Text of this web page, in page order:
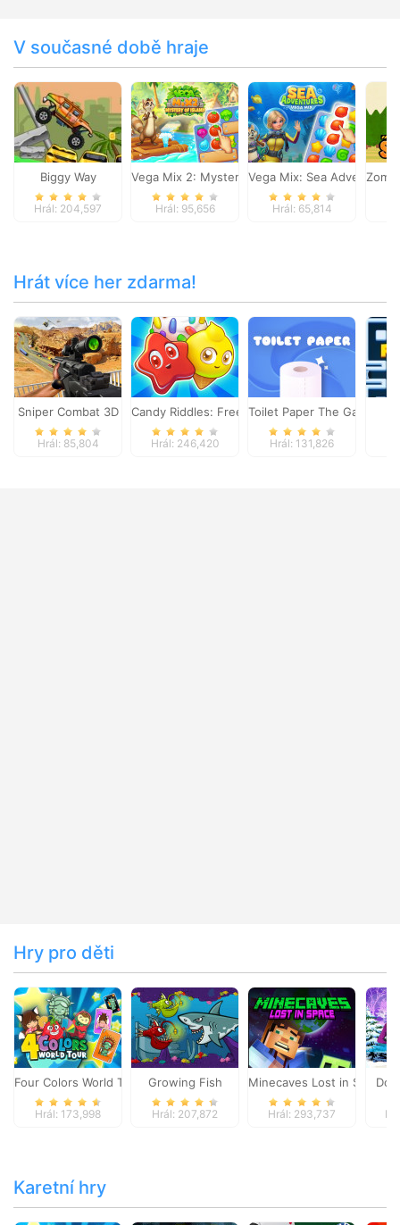
V současné době hraje
Biggy Way
Hrál: 204,597
Vega Mix 2: Mystery of Island
Hrál: 95,656
Vega Mix: Sea Adventures
Hrál: 65,814
Hrát více her zdarma!
Sniper Combat 3D
Hrál: 85,804
Candy Riddles: Free Match 3 Puzzle
Hrál: 246,420
Toilet Paper The Game
Hrál: 131,826
Hry pro děti
Four Colors World Tour
Hrál: 173,998
Growing Fish
Hrál: 207,872
Minecaves Lost in Space
Hrál: 293,737
Karetní hry